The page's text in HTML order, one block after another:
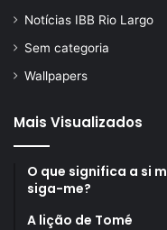
Notícias IBB Rio Largo
Sem categoria
Wallpapers
Mais Visualizados
O que significa a si
siga-me?
A lição de Tomé